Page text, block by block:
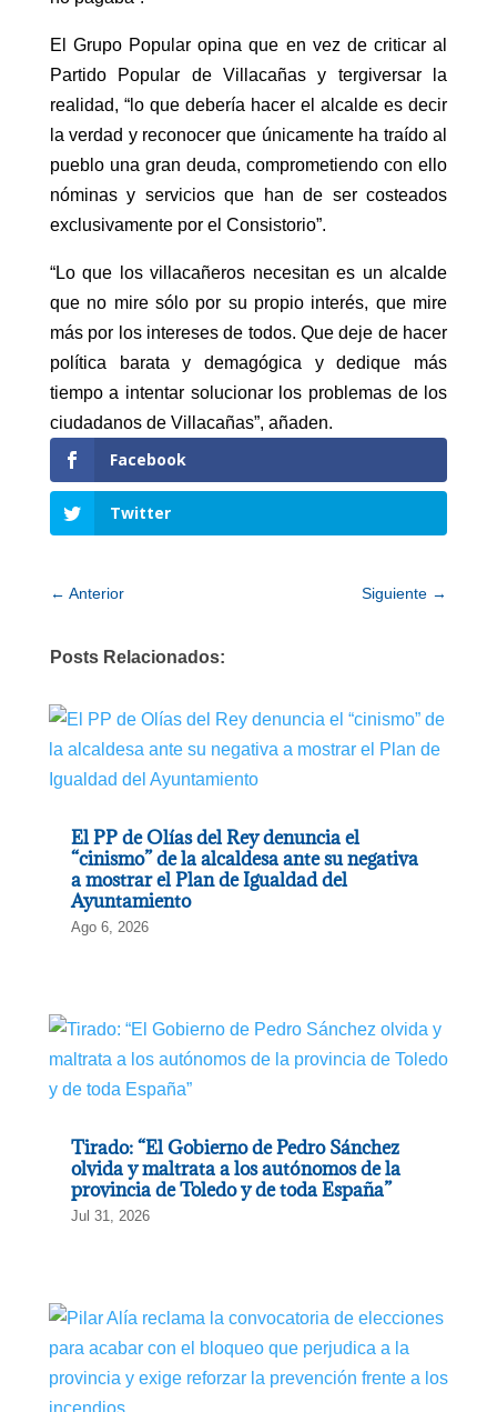
El Grupo Popular opina que en vez de criticar al
Partido Popular de Villacañas y tergiversar la
realidad, “lo que debería hacer el alcalde es decir
la verdad y reconocer que únicamente ha traído al
pueblo una gran deuda, comprometiendo con ello
nóminas y servicios que han de ser costeados
exclusivamente por el Consistorio”.
“Lo que los villacañeros necesitan es un alcalde
que no mire sólo por su propio interés, que mire
más por los intereses de todos. Que deje de hacer
política barata y demagógica y dedique más
tiempo a intentar solucionar los problemas de los
ciudadanos de Villacañas”, añaden.
Facebook
Twitter
← Anterior Siguiente →
Posts Relacionados:
El PP de Olías del Rey denuncia el
“cinismo” de la alcaldesa ante su negativa
a mostrar el Plan de Igualdad del
Ayuntamiento
Ago 6, 2026
Tirado: “El Gobierno de Pedro Sánchez
olvida y maltrata a los autónomos de la
provincia de Toledo y de toda España”
Jul 31, 2026